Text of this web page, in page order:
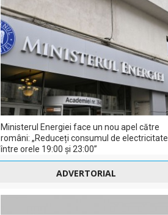
Ministerul Energiei face un nou apel către
români: „Reduceți consumul de electricitate
între orele 19:00 și 23:00”
ADVERTORIAL